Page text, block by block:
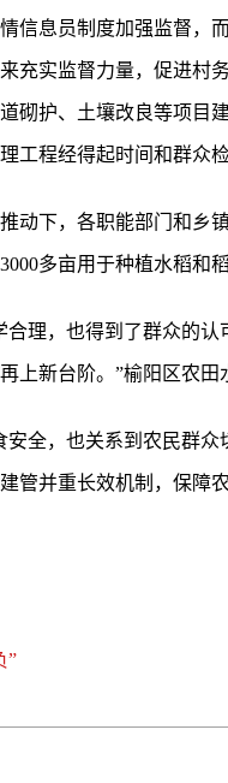
信息员制度加强监督，
充实监督力量，促进村
砌护、土壤改良等项目
工程经得起时间和群众
动下，各职能部门和乡
多亩用于种植水稻和
理，也得到了群众的
上新台阶。”榆阳区农田
安全，也关系到农民群
管并重长效机制，保障
”